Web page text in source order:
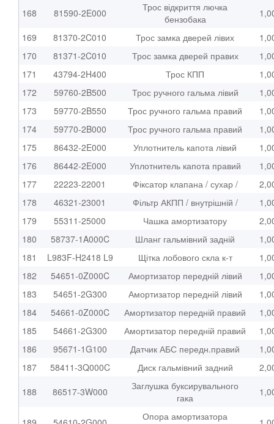
168
81590-2E000
Трос відкриття лючка
бензобака
169
81370-2C010 Трос замка дверей лівих
170
81371-2C010 Трос замка дверей правих
171
43794-2H400 Трос КПП
172
59760-2B500 Трос ручного гальма лівий
173
59770-2B550 Трос ручного гальма правий
174
59770-2B000 Трос ручного гальма правий
175
86432-2E000 Уплотнитель капота лівий
176
86442-2E000 Уплотнитель капота правий
177
22223-22001 Фіксатор клапана / сухар /
178
46321-23001 Фільтр АКПП / внутрішній /
179
55311-25000 Чашка амортизатору
180
58737-1A000C Шланг гальмівний задній
181
L983F-H2418 L9 Щітка лобового скла к-т
182
54651-0Z000C Амортизатор передній лівий
183
54651-2G300 Амортизатор передній лівий
184
54661-0Z000C Амортизатор передній правий
185
54661-2G300 Амортизатор передній правий
186
95671-1G100 Датчик АБС передн.правий
187
58411-3Q000C Диск гальмівний задний
188
86517-3W000
Заглушка буксирувального
гака
Опора амортизатора